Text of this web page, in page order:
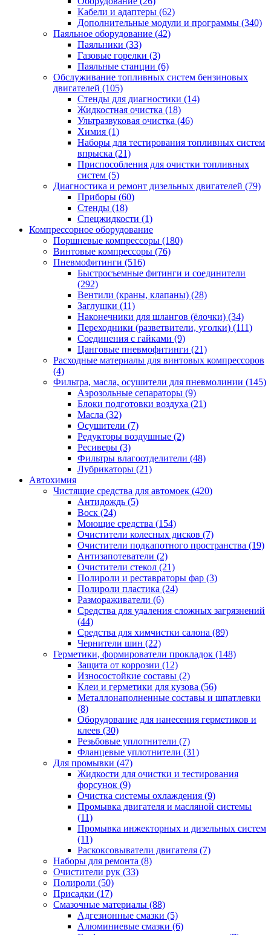
Кабели и адаптеры (62)
Дополнительные модули и программы (340)
Паяльное оборудование (42)
Паяльники (33)
Газовые горелки (3)
Паяльные станции (6)
Обслуживание топливных систем бензиновых
двигателей (105)
Стенды для диагностики (14)
Жидкостная очистка (18)
Ультразвуковая очистка (46)
Химия (1)
Наборы для тестирования топливных систем
впрыска (21)
Приспособления для очистки топливных
систем (5)
Диагностика и ремонт дизельных двигателей (79)
Приборы (60)
Стенды (18)
Спецжидкости (1)
Компрессорное оборудование
Поршневые компрессоры (180)
Винтовые компрессоры (76)
Пневмофитинги (516)
Быстросъемные фитинги и соединители
(292)
Вентили (краны, клапаны) (28)
Заглушки (11)
Наконечники для шлангов (ёлочки) (34)
Переходники (разветвители, уголки) (111)
Соединения с гайками (9)
Цанговые пневмофитинги (21)
Расходные материалы для винтовых компрессоров
(4)
Фильтра, масла, осушители для пневмолинии (145)
Аэрозольные сепараторы (9)
Блоки подготовки воздуха (21)
Масла (32)
Осушители (7)
Редукторы воздушные (2)
Ресиверы (3)
Фильтры влагоотделители (48)
Лубрикаторы (21)
Автохимия
Чистящие средства для автомоек (420)
Антидождь (5)
Воск (24)
Моющие средства (154)
Очистители колесных дисков (7)
Очистители подкапотного пространства (19)
Антизапотеватели (2)
Очистители стекол (21)
Полироли и реставраторы фар (3)
Полироли пластика (24)
Размораживатели (6)
Средства для удаления сложных загрязнений
(44)
Средства для химчистки салона (89)
Чернители шин (22)
Герметики, формирователи прокладок (148)
Защита от коррозии (12)
Износостойкие составы (2)
Клеи и герметики для кузова (56)
Металлонаполненные составы и шпатлевки
(8)
Оборудование для нанесения герметиков и
клеев (30)
Резьбовые уплотнители (7)
Фланцевые уплотнители (31)
Для промывки (47)
Жидкости для очистки и тестирования
форсунок (9)
Очистка системы охлаждения (9)
Промывка двигателя и масляной системы
(11)
Промывка инжекторных и дизельных систем
(11)
Раскоксовыватели двигателя (7)
Наборы для ремонта (8)
Очистители рук (33)
Полироли (50)
Присадки (17)
Смазочные материалы (88)
Адгезионные смазки (5)
Алюминиевые смазки (6)